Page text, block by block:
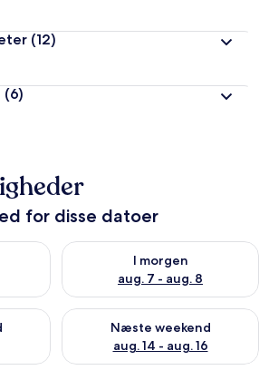
(12)
(6)
for disse datoer
aften aug. 6 - aug. 7
I morgen
aug. 7 - aug. 8
Tjek tilgængelighed for i
weekend aug. 7 - aug. 9
Næste weekend
aug. 14 - aug. 16
Tjek tilgængelighed for næste